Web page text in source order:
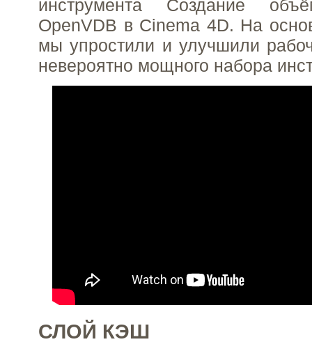
инструмента Создание
OpenVDB в Cinema 4D. На
мы упростили и улучшили
невероятно мощного набора
СЛОЙ КЭШ